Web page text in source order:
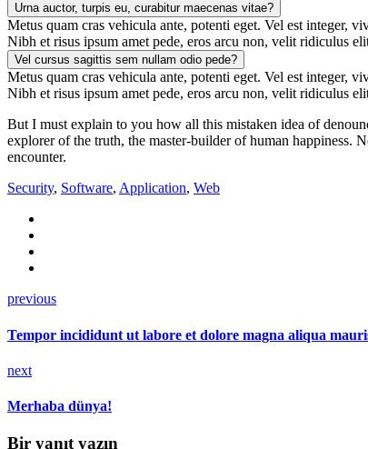
Urna auctor, turpis eu, curabitur maecenas vitae?
Metus quam cras vehicula ante, potenti eget. Vel est integer,
Nibh et risus ipsum amet pede, eros arcu non, velit ridiculus
Vel cursus sagittis sem nullam odio pede?
Metus quam cras vehicula ante, potenti eget. Vel est integer,
Nibh et risus ipsum amet pede, eros arcu non, velit ridiculus
But I must explain to you how all this mistaken idea of
explorer of the truth, the master-builder of human happiness.
encounter.
Security, Software, Application, Web
previous
Tempor incididunt ut labore et dolore magna aliqua
next
Merhaba dünya!
Bir yanıt yazın